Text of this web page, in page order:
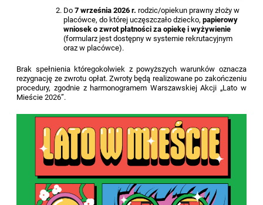
Do7 września 2026 r. rodzic/opiekun prawny złoży w
placówce, do której uczęszczało dziecko,papierowy
wniosek o zwrot płatności za opiekę i wyżywienie
(formularz jest dostępny w systemie rekrutacyjnym
oraz w placówce).
Brak spełnienia któregokolwiek z powyższych warunków oznacza
rezygnację ze zwrotu opłat. Zwroty będą realizowane po zakończeniu
procedury, zgodnie z harmonogramem Warszawskiej Akcji „Lato w
Mieście 2026”.